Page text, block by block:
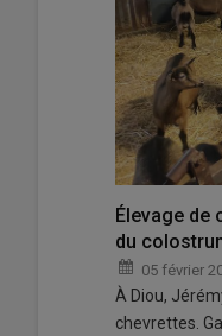
Élevage de
du
05 février
À Diou,
chevrettes.